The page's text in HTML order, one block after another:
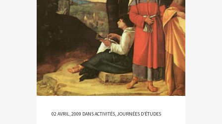
02 AVRIL, 2009 DANSACTIVITÉS,JOURNÉES D’ÉTUDES